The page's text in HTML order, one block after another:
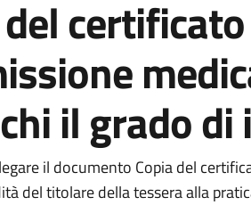
del
il grado
il documento Copia del
del titolare della tessera alla